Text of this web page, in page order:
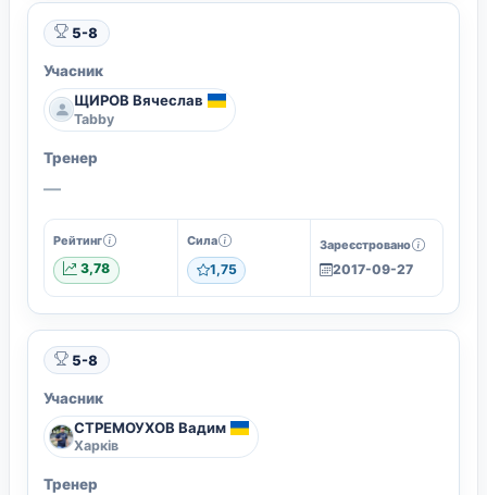
5-8
Учасник
ЩИРОВ Вячеслав
Tabby
Тренер
—
Рейтинг
3,78
Сила
1,75
Зареєстровано
2017-09-27
5-8
Учасник
СТРЕМОУХОВ Вадим
Харків
Тренер